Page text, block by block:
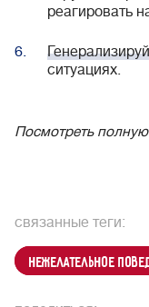
реагировать
ситуациях.
Посмотреть
связанные теги:
нежелательное